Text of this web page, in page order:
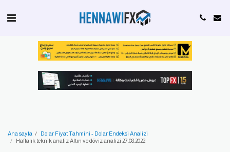
Ana sayfa
Dolar Fiyat Tahmini - Dolar Endeksi Analizi
Haftalık teknik analiz Altın ve döviz analizi 27.08.2022